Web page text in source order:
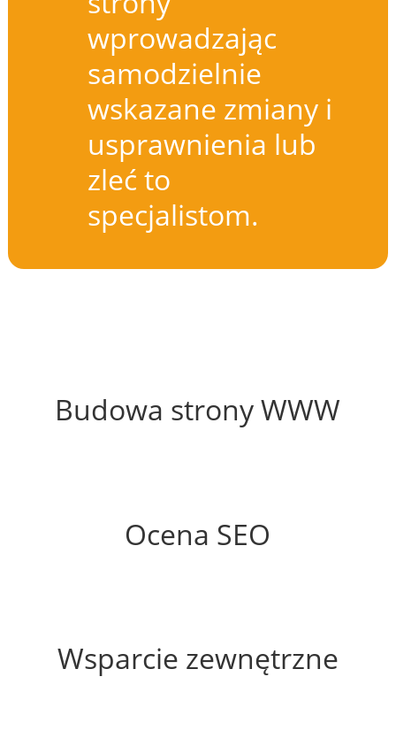
wprowadzając
samodzielnie
wskazane zmiany i
usprawnienia lub
zleć to
specjalistom.
Budowa strony WWW
Ocena SEO
Wsparcie zewnętrzne